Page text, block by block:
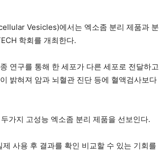
Vesicles)에서는 엑소좀 분리 제품과 분
학회를 개최한다.
연구를 통해 한 세포가 다른 세포로 전달하고
밝혀져 암과 뇌혈관 진단 등에 혈액검사보다
가지 고성능 엑소좀 분리 제품을 선보인다.
사용 후 결과를 확인 비교할 수 있는 기회를